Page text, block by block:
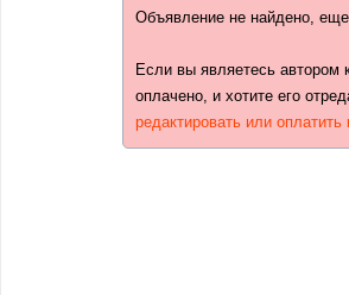
Объявление не найдено,
Если вы являетесь автором
оплачено, и хотите его
редактировать или